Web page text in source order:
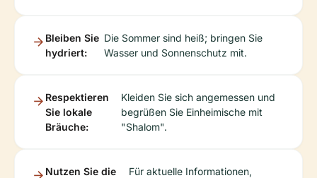
Bleiben Sie
hydriert:
Die Sommer sind heiß; bringen Sie
Wasser und Sonnenschutz mit.
Respektieren
Sie lokale
Bräuche:
Kleiden Sie sich angemessen und
begrüßen Sie Einheimische mit
"Shalom".
Nutzen Sie die
Für aktuelle Informationen,